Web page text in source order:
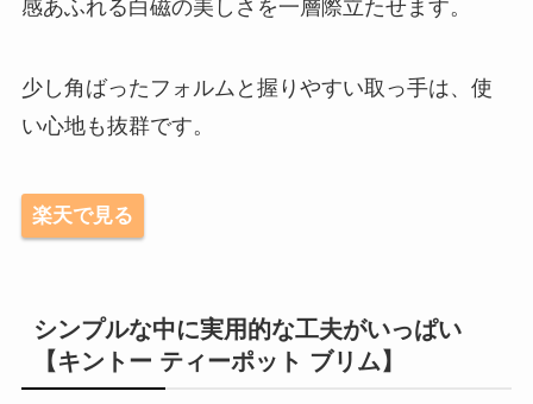
感あふれる白磁の美しさを一層際立たせます。
少し角ばったフォルムと握りやすい取っ手は、使
い心地も抜群です。
楽天で見る
シンプルな中に実用的な工夫がいっぱい
【キントー ティーポット ブリム】